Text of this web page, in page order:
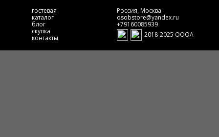
гостевая
каталог
блог
скупка
контакты
Россия, Москва
osobstore@yandex.ru
+79160085939
2018-2025 ОООА